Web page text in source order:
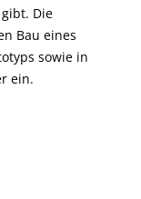
Die
Bau eines
sowie in
ein.